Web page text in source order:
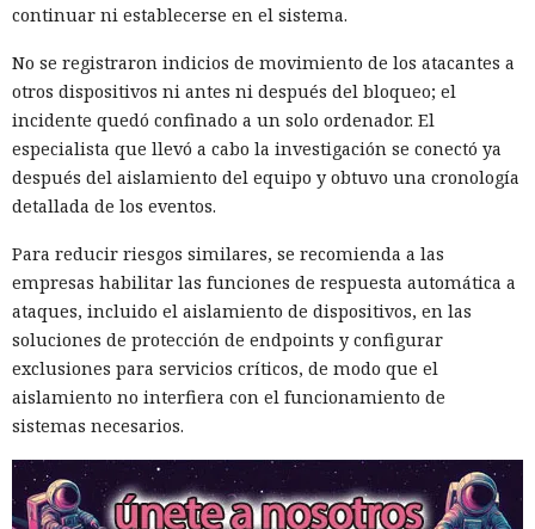
continuar ni establecerse en el sistema.
No se registraron indicios de movimiento de los atacantes a
otros dispositivos ni antes ni después del bloqueo; el
incidente quedó confinado a un solo ordenador. El
especialista que llevó a cabo la investigación se conectó ya
después del aislamiento del equipo y obtuvo una cronología
detallada de los eventos.
Para reducir riesgos similares, se recomienda a las
empresas habilitar las funciones de respuesta automática a
ataques, incluido el aislamiento de dispositivos, en las
soluciones de protección de endpoints y configurar
exclusiones para servicios críticos, de modo que el
aislamiento no interfiera con el funcionamiento de
sistemas necesarios.